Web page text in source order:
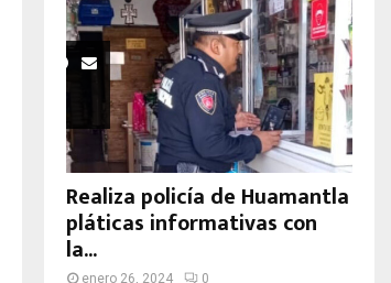
Realiza policía de Huamantla
pláticas informativas con
la...
enero 26, 2024 0